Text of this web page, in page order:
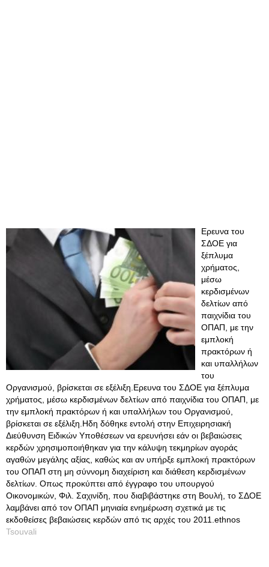
Eρευνα του
ΣΔΟΕ για
ξέπλυμα
χρήματος,
μέσω
κερδισμένων
δελτίων από
παιχνίδια του
ΟΠΑΠ, με την
εμπλοκή
πρακτόρων ή
και υπαλλήλων
του
Οργανισμού, βρίσκεται σε εξέλιξη.Eρευνα του ΣΔΟΕ για ξέπλυμα
χρήματος, μέσω κερδισμένων δελτίων από παιχνίδια του ΟΠΑΠ, με
την εμπλοκή πρακτόρων ή και υπαλλήλων του Οργανισμού,
βρίσκεται σε εξέλιξη.Hδη δόθηκε εντολή στην Επιχειρησιακή
Διεύθυνση Ειδικών Υποθέσεων να ερευνήσει εάν οι βεβαιώσεις
κερδών χρησιμοποιήθηκαν για την κάλυψη τεκμηρίων αγοράς
αγαθών μεγάλης αξίας, καθώς και αν υπήρξε εμπλοκή πρακτόρων
του ΟΠΑΠ στη μη σύννομη διαχείριση και διάθεση κερδισμένων
δελτίων. Oπως προκύπτει από έγγραφο του υπουργού
Οικονομικών, Φιλ. Σαχινίδη, που διαβιβάστηκε στη Βουλή, το ΣΔΟΕ
λαμβάνει από τον ΟΠΑΠ μηνιαία ενημέρωση σχετικά με τις
εκδοθείσες βεβαιώσεις κερδών από τις αρχές του 2011.ethnos
Tsouvali